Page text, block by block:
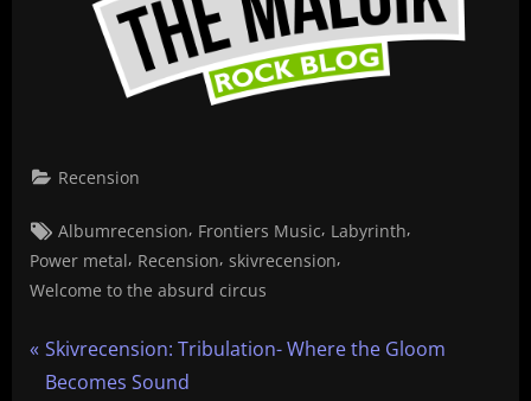
Recension
Tags:
Albumrecension, Frontiers Music, Labyrinth,
Power metal, Recension, skivrecension,
Welcome to the absurd circus
P
r
Skivrecension: Tribulation- Where the Gloom
Becomes Sound